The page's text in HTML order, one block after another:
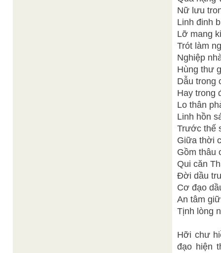
Nữ lưu
Linh đinh
Lỡ mang
Trót làm
Nghiệp
Hùng thư
Dẫu trong
Hay trong
Lo thân
Linh hồn
Trước thế
Giữa thời
Gồm thâu
Qui căn
Đời dầu
Cơ đạo
An tâm
Tịnh lòng
Hỡi chư
đạo hiện